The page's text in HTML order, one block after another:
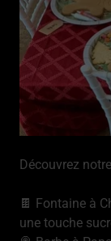
Découvrez
🍫 Fontaine à
une touche